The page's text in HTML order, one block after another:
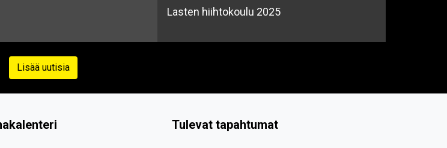
Lasten hiihtokoulu 2025
Lisää uutisia
Tulevat tapahtumat